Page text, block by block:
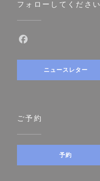
フォローしてください
ニュースレター
ご予約
予約